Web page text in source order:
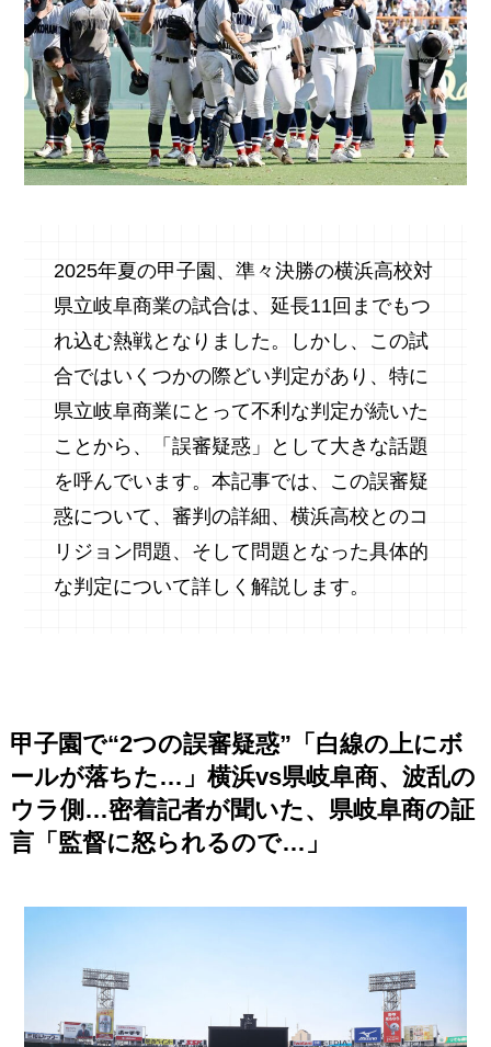
2025年夏の甲子園、準々決勝の横浜高校対
県立岐阜商業の試合は、延長11回までもつ
れ込む熱戦となりました。しかし、この試
合ではいくつかの際どい判定があり、特に
県立岐阜商業にとって不利な判定が続いた
ことから、「誤審疑惑」として大きな話題
を呼んでいます。本記事では、この誤審疑
惑について、審判の詳細、横浜高校とのコ
リジョン問題、そして問題となった具体的
な判定について詳しく解説します。
甲子園で“2つの誤審疑惑”「白線の上にボ
ールが落ちた…」横浜vs県岐阜商、波乱の
ウラ側…密着記者が聞いた、県岐阜商の証
言「監督に怒られるので…」